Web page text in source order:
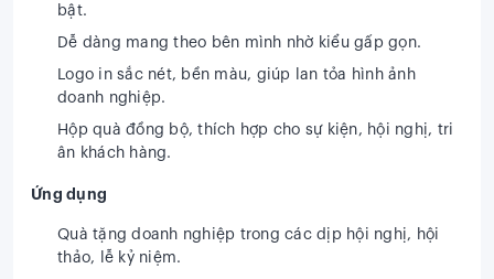
bật.
Dễ dàng mang theo bên mình nhờ kiểu gấp gọn.
Logo in sắc nét, bền màu, giúp lan tỏa hình ảnh
doanh nghiệp.
Hộp quà đồng bộ, thích hợp cho sự kiện, hội nghị, tri
ân khách hàng.
Ứng dụng
Quà tặng doanh nghiệp trong các dịp hội nghị, hội
thảo, lễ kỷ niệm.